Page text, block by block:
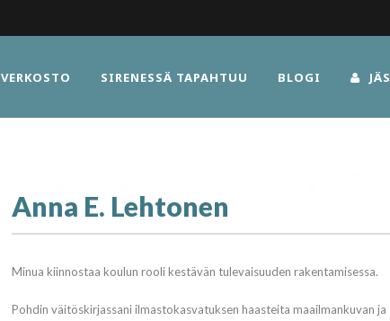
VERKOSTO SIRENESSÄ TAPAHTUU BLOGI
Anna E. Lehtonen
Minua kiinnostaa koulun rooli kestävän tulevaisuuden rakentamisessa.
Pohdin väitöskirjassani ilmastokasvatuksen haasteita maailmankuvan ja